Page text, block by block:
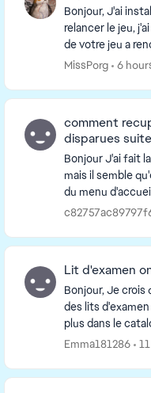
Bonjour, J'ai installé la maj ce matin, et quand j'ai voulu
relancer le jeu,
de votre jeu a
MissPorg 6
comment
disparues
Bonjour J'ai fait la mise à jour de la semaine dernière,
mais il semble
du menu
lancée.
Lit d'examen
Bonjour, Je crois que je rencontre un bugs au niveau
des lits
plus dans le
barre de
Emma181286